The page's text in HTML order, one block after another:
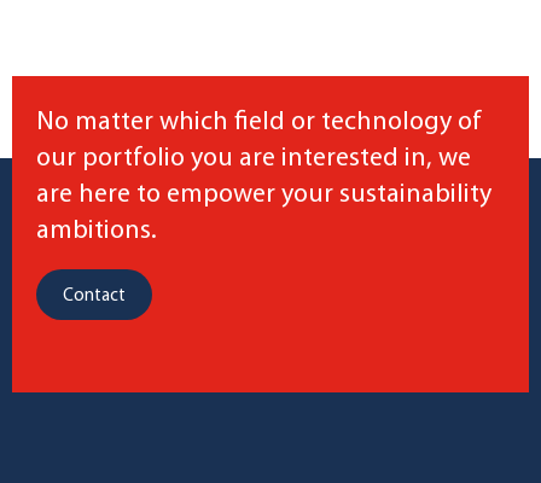
No matter which field or technology of
our portfolio you are interested in, we
are here to empower your sustainability
ambitions.
Contact